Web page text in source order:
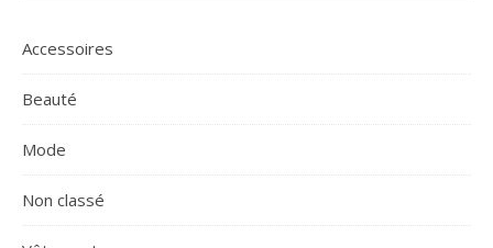
Accessoires
Beauté
Mode
Non classé